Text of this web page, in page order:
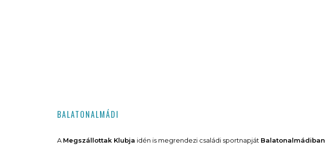
BALATONALMÁDI
A Megszállottak Klubja idén is megrendezi családi sportnapját Balatonalmádiban